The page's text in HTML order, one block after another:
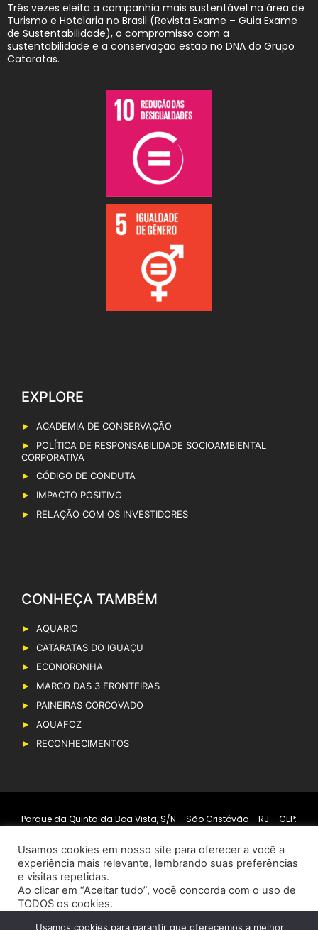
Três vezes eleita a companhia mais sustentável na área de
Turismo e Hotelaria no Brasil (Revista Exame – Guia Exame
de Sustentabilidade), o compromisso com a
sustentabilidade e a conservação estão no DNA do Grupo
Cataratas.
EXPLORE
ACADEMIA DE CONSERVAÇÃO
POLÍTICA DE RESPONSABILIDADE SOCIOAMBIENTAL
CORPORATIVA
CÓDIGO DE CONDUTA
IMPACTO POSITIVO
RELAÇÃO COM OS INVESTIDORES
CONHEÇA TAMBÉM
AQUARIO
CATARATAS DO IGUAÇU
ECONORONHA
MARCO DAS 3 FRONTEIRAS
PAINEIRAS CORCOVADO
AQUAFOZ
RECONHECIMENTOS
Parque da Quinta da Boa Vista, S/N – São Cristóvão – RJ – CEP:
20940-040.
Aviso de Privacidade
Usamos cookies em nosso site para oferecer a você a
experiência mais relevante, lembrando suas preferências
e visitas repetidas.
Ao clicar em “Aceitar tudo”, você concorda com o uso de
TODOS os cookies.
Usamos cookies para garantir que oferecemos a melhor